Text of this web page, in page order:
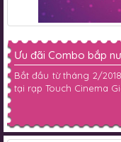
Ưu đãi Combo bắp
Bắt đầu từ tháng 2/
tại rạp Touch Cinema